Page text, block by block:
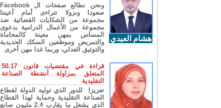
هشام العيدي
ونحن نطالع صفحات ال Facebook
صعودا ونزولا تتراءى أمام أعيننا
مجموعة من الشكايات القضائية ضد
مجموعة من الأعمال الدرامية بدعوى
المساس بمهن معينة كالمحاماة
والتمريض وموظفين السكك الحديدية
والتوثيق العدلي، وربما غدا مهن أخرى
قراءة في مقتضيات قانون 50.17
المتعلق بمزاولة أنشطة الصناعة
التقليدية
تعزيزا للدور الذي توليه الدولة لقطاع
الصناعة التقليدية وحماية لهذا القطاع
الذي يشغل ما يقارب 2.4 مليون صانع